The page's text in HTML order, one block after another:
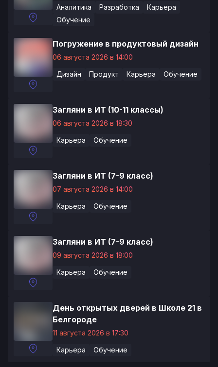
Аналитика Разработка
Карьера
Обучение
Погружение в продуктовый дизайн
06 августа 2026 в 14:00
Дизайн Продукт Карьера Обучение
Загляни в ИТ (10-11 классы)
06 августа 2026 в 18:30
Карьера Обучение
Загляни в ИТ (7-9 класс)
07 августа 2026 в 14:00
Карьера Обучение
Загляни в ИТ (7-9 класс)
09 августа 2026 в 18:00
Карьера Обучение
День открытых дверей в Школе 21 в
Белгороде
11 августа 2026 в 17:30
Карьера Обучение